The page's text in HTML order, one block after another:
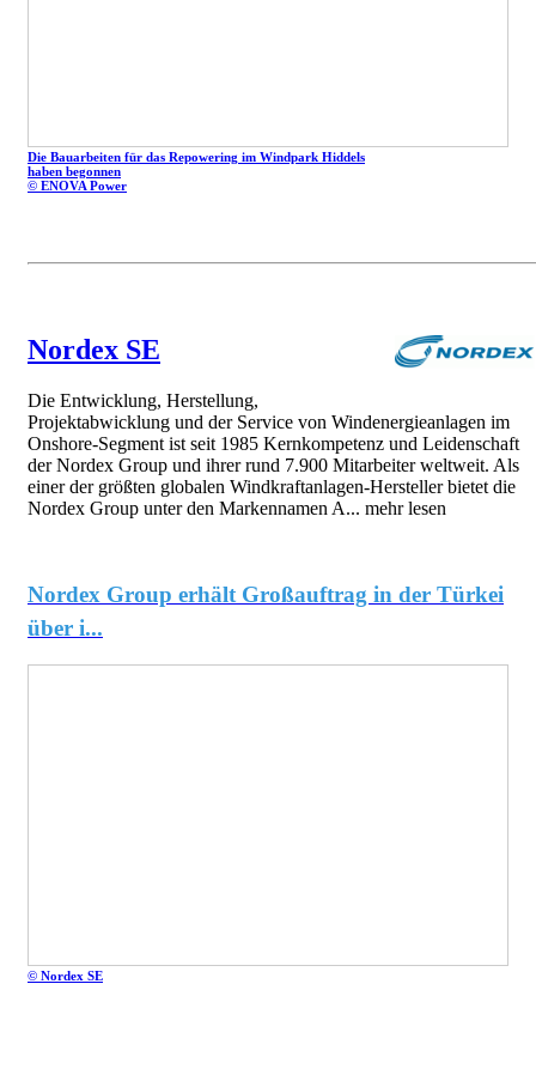
Die Bauarbeiten für das Repowering im Windpark Hiddels
haben begonnen
© ENOVA Power
Nordex SE
Die Entwicklung, Herstellung,
Projektabwicklung und der Service von Windenergieanlagen im
Onshore-Segment ist seit 1985 Kernkompetenz und Leidenschaft
der Nordex Group und ihrer rund 7.900 Mitarbeiter weltweit. Als
einer der größten globalen Windkraftanlagen-Hersteller bietet die
Nordex Group unter den Markennamen A... mehr lesen
Nordex Group erhält Großauftrag in der Türkei
über i...
© Nordex SE